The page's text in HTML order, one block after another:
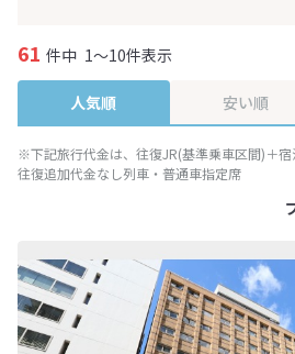
61 件中 1～10件表示
人気順 安い順
※下記旅行代金は、往復JR(基準乗車区間)＋宿
往復追加代金なし列車・普通車指定席